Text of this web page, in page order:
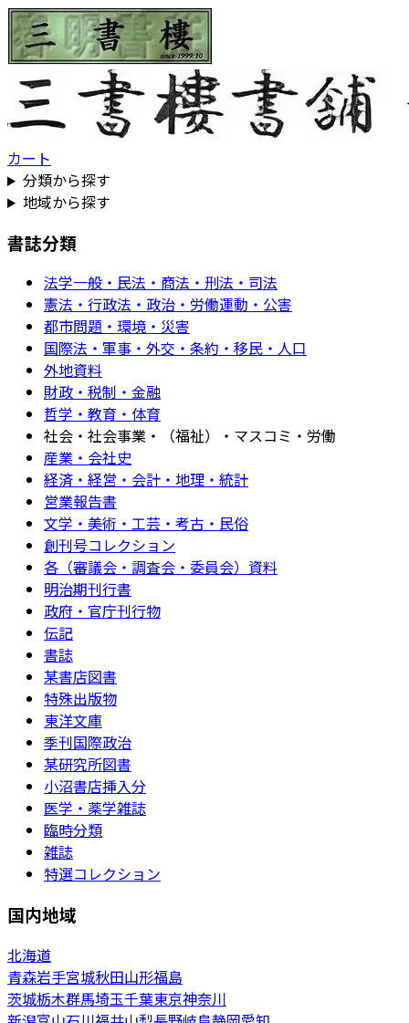
カート
分類から探す
地域から探す
書誌分類
法学一般・民法・商法・刑法・司法
憲法・行政法・政治・労働運動・公害
都市問題・環境・災害
国際法・軍事・外交・条約・移民・人口
外地資料
財政・税制・金融
哲学・教育・体育
社会・社会事業・（福祉）・マスコミ・労働
産業・会社史
経済・経営・会計・地理・統計
営業報告書
文学・美術・工芸・考古・民俗
創刊号コレクション
各（審議会・調査会・委員会）資料
明治期刊行書
政府・官庁刊行物
伝記
書誌
某書店図書
特殊出版物
東洋文庫
季刊国際政治
某研究所図書
小沼書店挿入分
医学・薬学雑誌
臨時分類
雑誌
特選コレクション
国内地域
北海道
青森岩手宮城秋田山形福島
茨城栃木群馬埼玉千葉東京神奈川